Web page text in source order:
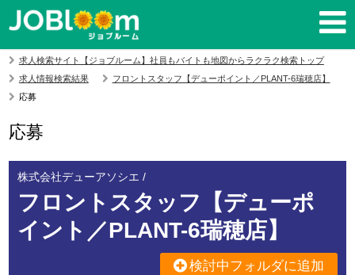
求人検索サイト【ジョブルーム】社員もバイトも地図からラクラク検索トップ
求人情報検索結果
フロントスタッフ【デューポイント／PLANT-6瑞穂店】
応募
応募
株式会社デューアソシエ /
フロントスタッフ【デューポ
イント／PLANT-6瑞穂店】
検討中フォルダに追加